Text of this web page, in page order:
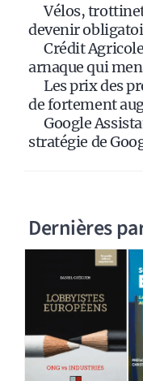
Vélos,
devenir
Crédit
arnaque qui
Les prix des
de fortement
Google
stratégie de
Dernières